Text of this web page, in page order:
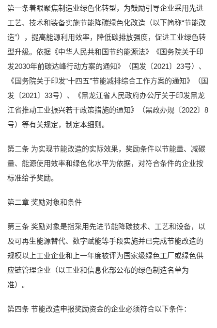
第一条着眼聚焦制造业绿色化转型，为鼓励引导企业采用先进
工艺、技术和装备实施节能降碳绿色化改造（以下简称“节能改
造”），提高能源利用效率，降低碳排放强度，促进工业绿色转
型升级。依据《中华人民共和国节约能源法》《国务院关于印
发2030年前碳达峰行动方案的通知》（国发〔2021〕23号）、
《国务院关于印发“十四五”节能减排综合工作方案的通知》（国
发〔2021〕33号）、《黑龙江省人民政府办公厅关于印发黑龙
江省推动工业振兴若干政策措施的通知》（黑政办规〔2022〕8
号）等有关规定，制定本细则。
第二条 为实现节能改造的实际效果，奖励条件以节能量、减碳
量、能源使用效率和绿色化水平为依据，对符合条件的企业按
标准给予奖励。
第二章 奖励对象和条件
第三条 奖励对象是指采用先进节能降碳技术、工艺和设备，以
及可再生能源替代、数字赋能等手段实施并已完成节能改造的
规模以上工业企业和上一年度被评为国家级绿色工厂或绿色供
应链管理企业（以工业和信息化部公布的绿色制造名单为
准）。
第四条 节能改造申报奖励资金的企业必须符合以下条件：